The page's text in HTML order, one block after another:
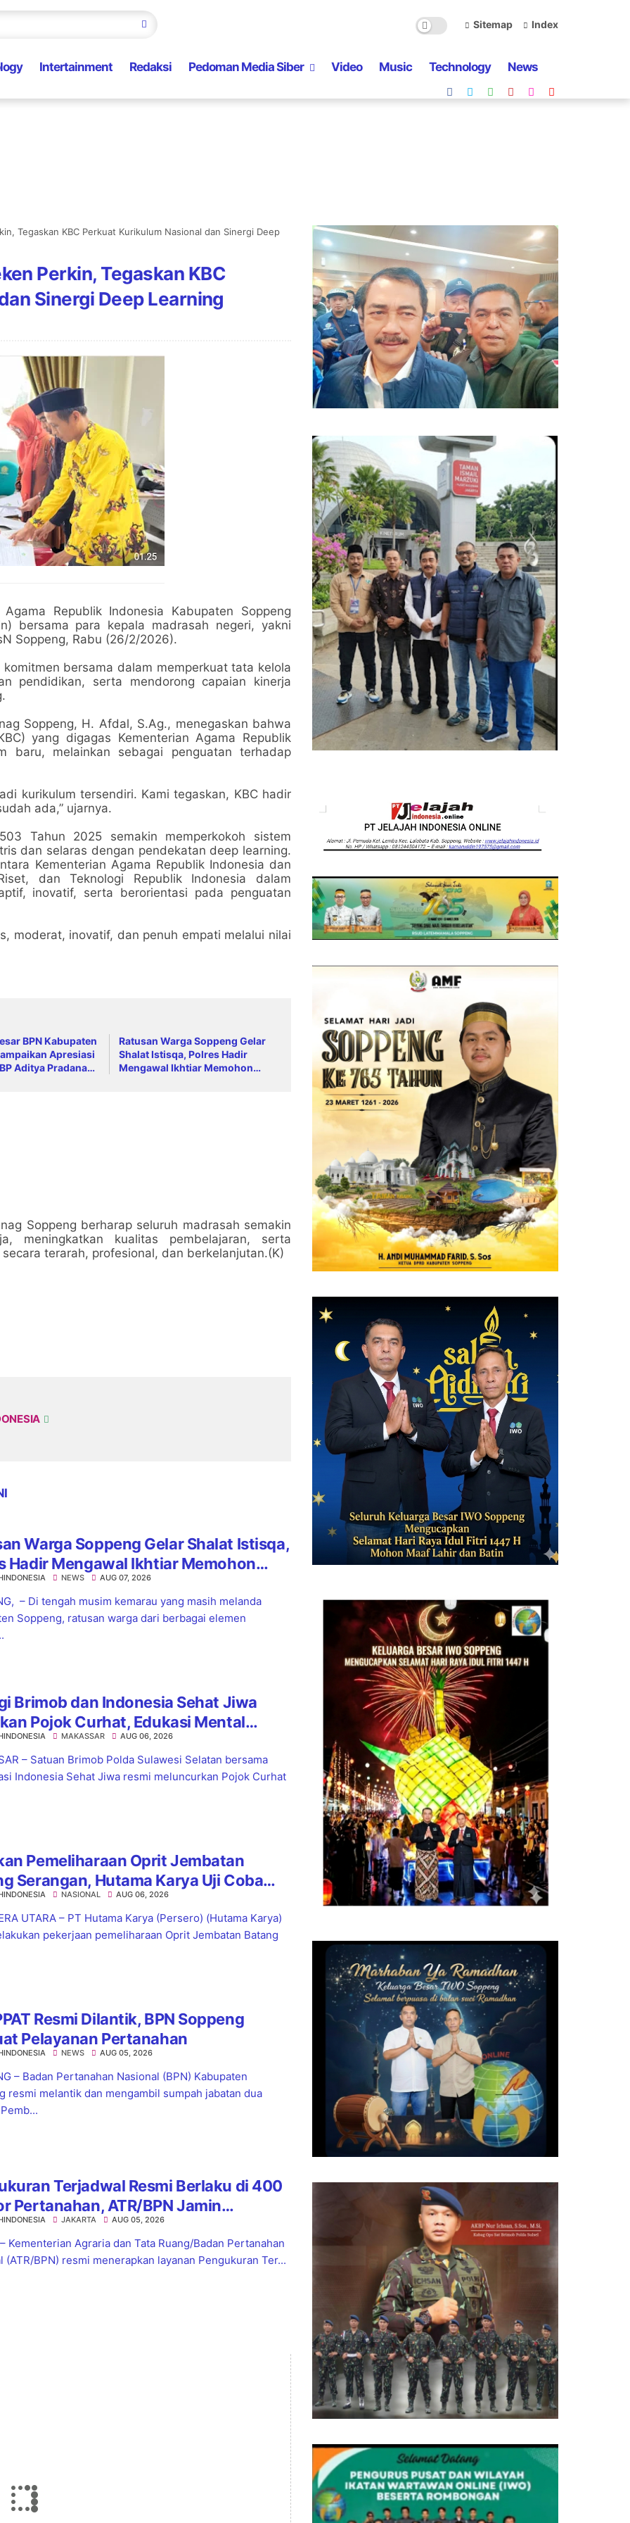
Sitemap Index
Intertainment Redaksi Pedoman Media Siber Video Music Technology News
Tegaskan KBC Perkuat Kurikulum Nasional dan Sinergi Deep
Perkin, Tegaskan KBC
Sinergi Deep Learning
Republik Indonesia Kabupaten Soppeng
bersama para kepala madrasah negeri, yakni
Soppeng, Rabu (26/2/2026).
bersama dalam memperkuat tata kelola
pendidikan, serta mendorong capaian kinerja
Soppeng, H. Afdal, S.Ag., menegaskan bahwa
yang digagas Kementerian Agama Republik
baru, melainkan sebagai penguatan terhadap
kurikulum tersendiri. Kami tegaskan, KBC hadir
ada,” ujarnya.
Tahun 2025 semakin memperkokoh sistem
dan selaras dengan pendekatan deep learning.
Kementerian Agama Republik Indonesia dan
dan Teknologi Republik Indonesia dalam
inovatif, serta berorientasi pada penguatan
moderat, inovatif, dan penuh empati melalui nilai
BPN Kabupaten
Apresiasi
Aditya Pradana
Ratusan Warga Soppeng Gelar
Shalat Istisqa, Polres Hadir
Mengawal Ikhtiar Memohon
Soppeng berharap seluruh madrasah semakin
meningkatkan kualitas pembelajaran, serta
terarah, profesional, dan berkelanjutan.(K)
Warga Soppeng Gelar Shalat Istisqa,
Hadir Mengawal Ikhtiar Memohon
Hujan
NEWS AUG 07, 2026
– Di tengah musim kemarau yang masih melanda
Soppeng, ratusan warga dari berbagai elemen
Brimob dan Indonesia Sehat Jiwa
Pojok Curhat, Edukasi Mental
Anti-Bullying
MAKASSAR AUG 06, 2026
– Satuan Brimob Polda Sulawesi Selatan bersama
Indonesia Sehat Jiwa resmi meluncurkan Pojok Curhat
Pemeliharaan Oprit Jembatan
Serangan, Hutama Karya Uji Coba
di KM 55 Tol Binjai–Langsa
NASIONAL AUG 06, 2026
UTARA – PT Hutama Karya (Persero) (Hutama Karya)
pekerjaan pemeliharaan Oprit Jembatan Batang
Resmi Dilantik, BPN Soppeng
Pelayanan Pertanahan
NEWS AUG 05, 2026
– Badan Pertanahan Nasional (BPN) Kabupaten
resmi melantik dan mengambil sumpah jabatan dua
Terjadwal Resmi Berlaku di 400
Pertanahan, ATR/BPN Jamin
Layanan Maksimal 7 Hari
JAKARTA AUG 05, 2026
Kementerian Agraria dan Tata Ruang/Badan Pertanahan
(ATR/BPN) resmi menerapkan layanan Pengukuran Ter...